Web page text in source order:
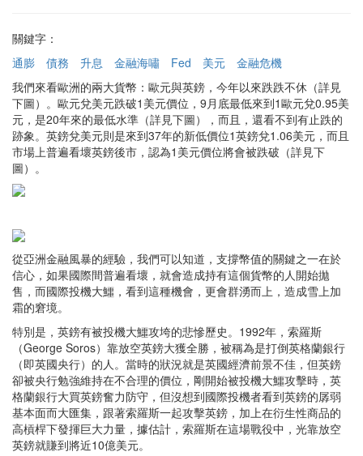
關鍵字：
通膨
債務 升息 金融海嘯 Fed 美元
金融危機
我們來看歐洲的兩大貨幣：歐元與英鎊，今年以來跌跌不休（詳見
下圖）。歐元兌美元跌破1美元價位，9月底最低來到1歐元兌0.95美
元，是20年來的最低水準（詳見下圖），而且，還看不到有止跌的
跡象。英鎊兌美元則是來到37年的新低價位1英鎊兌1.06美元，而且
市場上普遍看壞英鎊後市，認為1美元價位將會被跌破（詳見下
圖）。
從亞洲金融風暴的經驗，我們可以知道，支撐幣值的關鍵之一在於
信心，如果國際間普遍看壞，就會造成持有這個貨幣的人開始拋
售，而國際投機大鱷，看到這種機會，更會群湧而上，造成雪上加
霜的窘境。
特別是，英鎊有被投機大鱷攻垮的悲慘歷史。1992年，索羅斯
（George Soros）靠放空英鎊大獲全勝，被稱為是打倒英格蘭銀行
（即英國央行）的人。當時的狀況就是英國經濟前景不佳，但英鎊
卻被央行勉強維持在不合理的價位，剛開始被投機大鱷攻擊時，英
格蘭銀行大買英鎊奮力防守，但沒想到國際投機者看到英鎊的孱弱
基本面而大匯集，跟著索羅斯一起攻擊英鎊，加上在衍生性商品的
高槓桿下發揮巨大力量，據估計，索羅斯在這場戰役中，光靠放空
英鎊就賺到將近10億美元。